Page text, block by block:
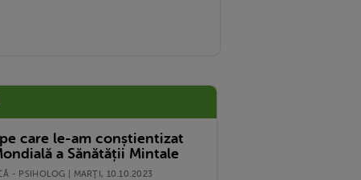
care le-am conștientizat
a Sănătății Mintale
- PSIHOLOG | MARŢI, 10.10.2023